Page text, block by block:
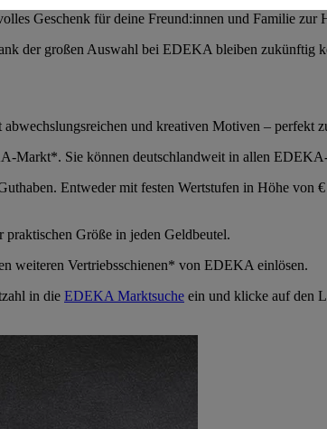
Geschenk für deine Freund:innen und Familie zur
der großen Auswahl bei EDEKA bleiben zukünftig
und kreativen Motiven – perfekt
Markt*. Sie können deutschlandweit in allen
Entweder mit festen Wertstufen in Höhe von
Größe in jeden Geldbeutel.
weiteren Vertriebsschienen* von EDEKA einlösen.
in die EDEKA Marktsuche ein und klicke auf den